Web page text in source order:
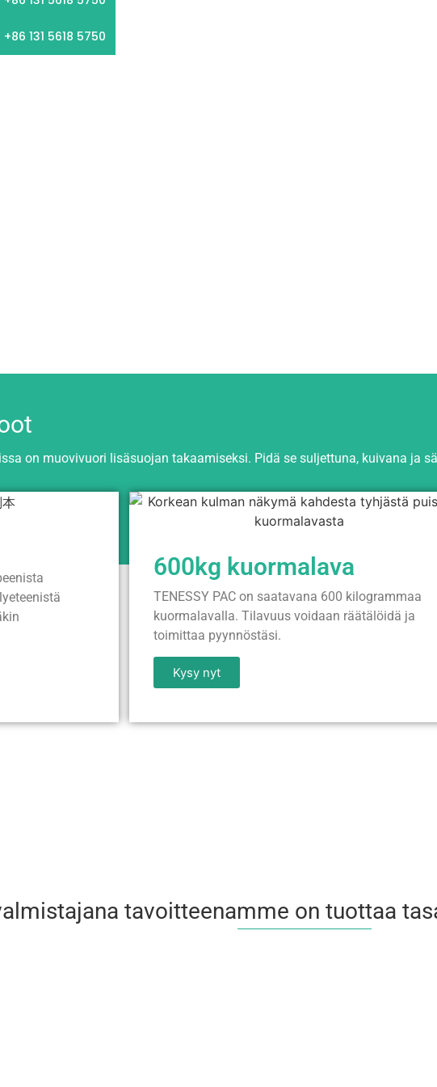
on muovivuori lisäsuojan takaamiseksi. Pidä se suljettuna, kuivana ja
600kg kuormalava
TENESSY PAC on saatavana 600 kilogrammaa
kuormalavalla. Tilavuus voidaan räätälöidä ja
toimittaa pyynnöstäsi.
Kysy nyt
tavoitteenamme on tuottaa
+86 131 5618 5750